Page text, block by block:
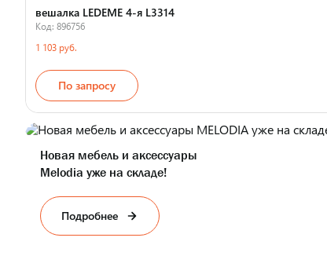
вешалка LEDEME 4-я L3314
Код: 896756
1 103 руб.
По запросу
Новая мебель и аксессуары
Melodia уже на складе!
Подробнее